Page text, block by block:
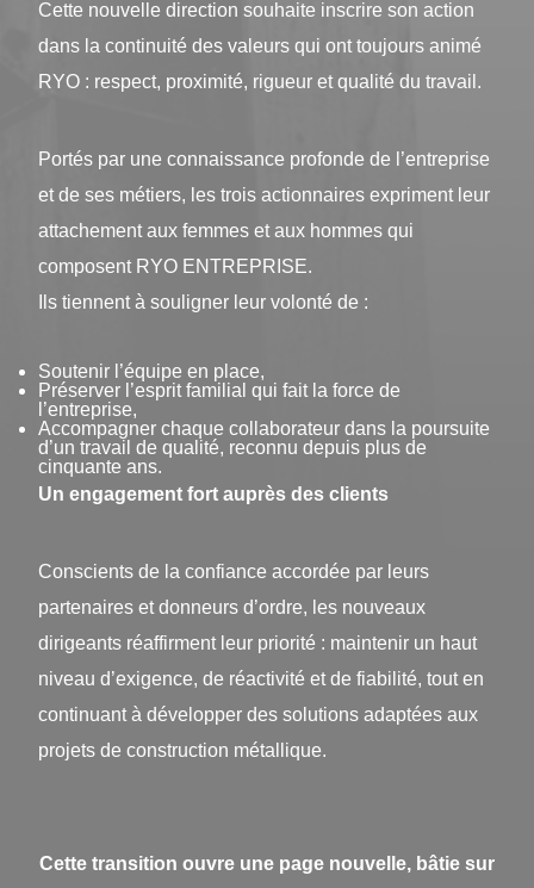
Cette nouvelle direction souhaite inscrire son action
dans la continuité des valeurs qui ont toujours animé
RYO : respect, proximité, rigueur et qualité du travail.
Portés par une connaissance profonde de l’entreprise
et de ses métiers, les trois actionnaires expriment leur
attachement aux femmes et aux hommes qui
composent RYO ENTREPRISE.
Ils tiennent à souligner leur volonté de :
Soutenir l’équipe en place,
Préserver l’esprit familial qui fait la force de
l’entreprise,
Accompagner chaque collaborateur dans la poursuite
d’un travail de qualité, reconnu depuis plus de
cinquante ans.
Un engagement fort auprès des clients
Conscients de la confiance accordée par leurs
partenaires et donneurs d’ordre, les nouveaux
dirigeants réaffirment leur priorité : maintenir un haut
niveau d’exigence, de réactivité et de fiabilité, tout en
continuant à développer des solutions adaptées aux
projets de construction métallique.
Cette transition ouvre une page nouvelle, bâtie sur